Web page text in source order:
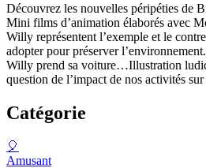
Découvrez les nouvelles péripéties de
Mini films d’animation élaborés avec
Willy représentent l’exemple et le
adopter pour préserver
Willy prend sa voiture…Illustration
question de l’impact de nos activités
Catégorie
🎈
Amusant